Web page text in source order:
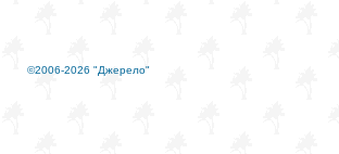
©2006-2026 "Джерело"